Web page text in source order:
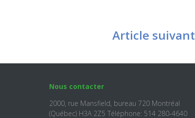
Article suivant
Nous contacter
2000, rue Mansfield, bureau 720 Montréal
(Québec) H3A 2Z5 Téléphone: 514 280-4640